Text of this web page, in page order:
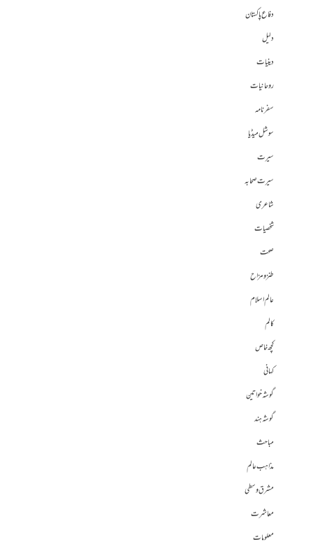
دفاع پاکستان
دلیل
دینیات
روحانیات
سفرنامہ
سوشل میڈیا
سیرت
سیرت صحابہ
شاعری
شخصیات
صحت
طنز و مزاح
عالم اسلام
کالم
کچھ خاص
کہانی
گوشہ خواتین
گوشہ ہند
مباحث
مذاہب عالم
مشرق وسطی
معاشرت
معلومات